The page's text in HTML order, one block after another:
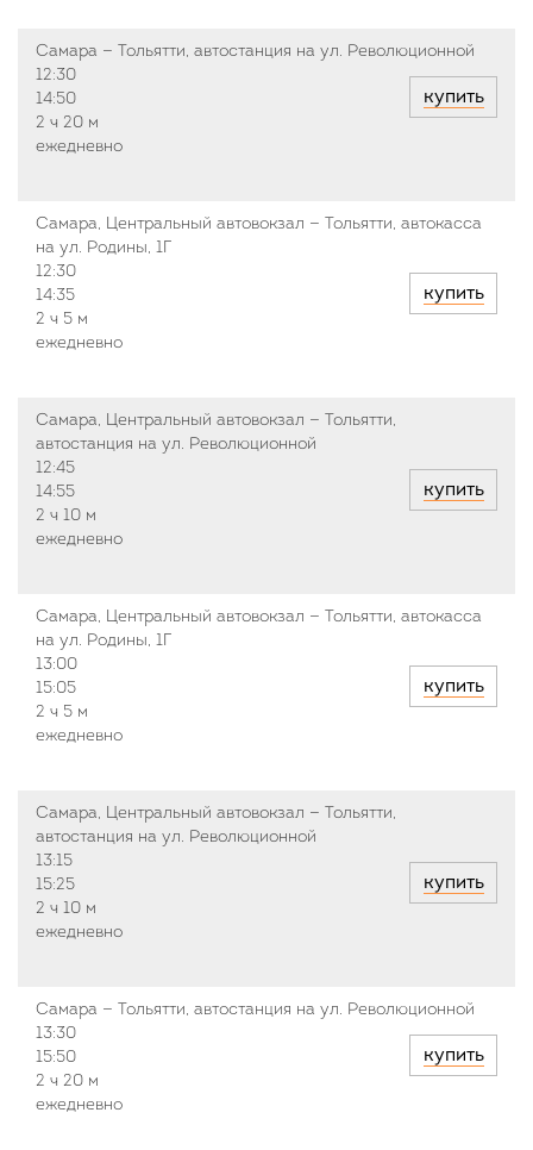
Самара — Тольятти, автостанция на ул. Революционной
12:30
14:50
2 ч 20 м
ежедневно
купить
Самара, Центральный автовокзал — Тольятти, автокасса
на ул. Родины, 1Г
12:30
14:35
2 ч 5 м
ежедневно
купить
Самара, Центральный автовокзал — Тольятти,
автостанция на ул. Революционной
12:45
14:55
2 ч 10 м
ежедневно
купить
Самара, Центральный автовокзал — Тольятти, автокасса
на ул. Родины, 1Г
13:00
15:05
2 ч 5 м
ежедневно
купить
Самара, Центральный автовокзал — Тольятти,
автостанция на ул. Революционной
13:15
15:25
2 ч 10 м
ежедневно
купить
Самара — Тольятти, автостанция на ул. Революционной
13:30
15:50
2 ч 20 м
ежедневно
купить